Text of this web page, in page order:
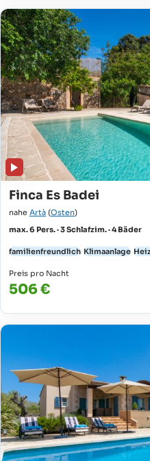
Finca Es Badei
nahe Artà (Osten)
max. 6 Pers. · 3 Schlafzim. · 4 Bäder
familienfreundlich Klimaanlage
Preis pro Nacht
506 €